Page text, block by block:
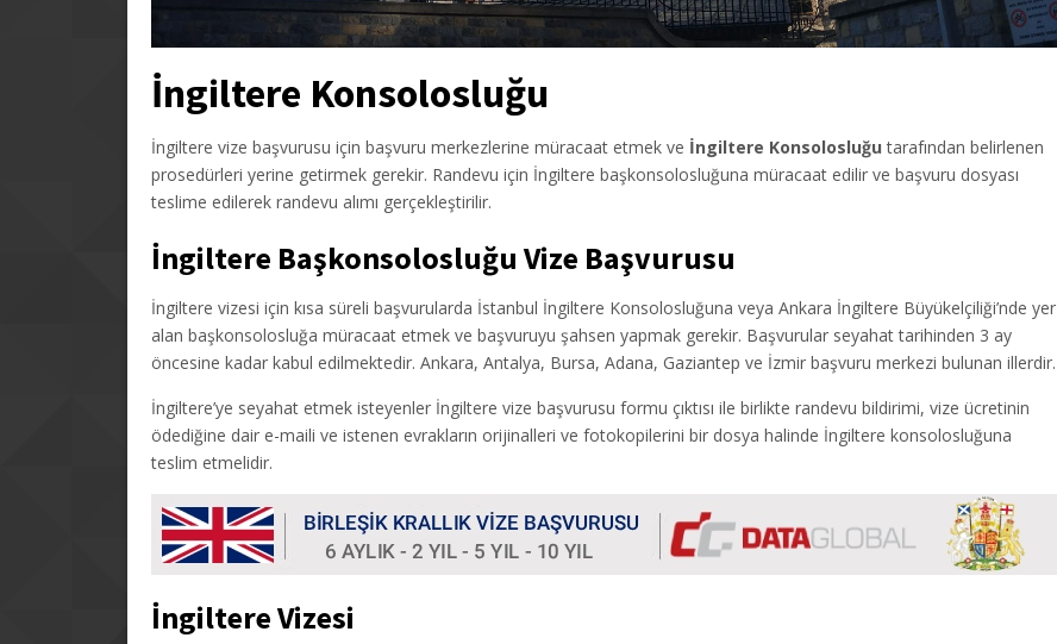
İngiltere Konsolosluğu
İngiltere vize başvurusu için başvuru merkezlerine müracaat etmek ve İngiltere Konsolosluğutarafından belirlenen
prosedürleri yerine getirmek gerekir. Randevu için İngiltere başkonsolosluğuna müracaat edilir ve başvuru dosyası
teslime edilerek randevu alımı gerçekleştirilir.
İngiltere Başkonsolosluğu Vize Başvurusu
İngiltere vizesi için kısa süreli başvurularda İstanbul İngiltere Konsolosluğuna veya Ankara İngiltere Büyükelçiliği’nde yer
alan başkonsolosluğa müracaat etmek ve başvuruyu şahsen yapmak gerekir. Başvurular seyahat tarihinden 3 ay
öncesine kadar kabul edilmektedir. Ankara, Antalya, Bursa, Adana, Gaziantep ve İzmir başvuru merkezi bulunan illerdir.
İngiltere’ye seyahat etmek isteyenler İngiltere vize başvurusu formu çıktısı ile birlikte randevu bildirimi, vize ücretinin
ödediğine dair e-maili ve istenen evrakların orijinalleri ve fotokopilerini bir dosya halinde İngiltere konsolosluğuna
teslim etmelidir.
İngiltere Vizesi